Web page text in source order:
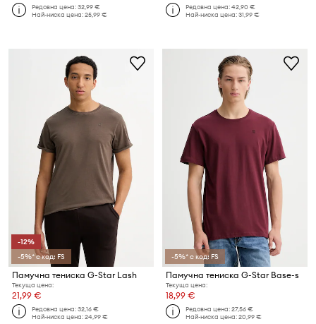
Редовна цена:32,99 €
Най-ниска цена:25,99 €
Редовна цена:42,90 €
Най-ниска цена:31,99 €
-12%
-5%* с код: FS
Памучна тениска G-Star Lash
Текуща цена:
21,99 €
Редовна цена:32,16 €
Най-ниска цена:24,99 €
-5%* с код: FS
Памучна тениска G-Star Base-s
Текуща цена:
18,99 €
Редовна цена:27,56 €
Най-ниска цена:20,99 €